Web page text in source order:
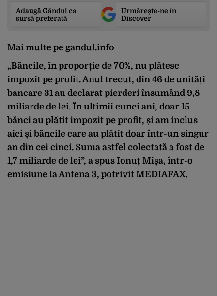
Adaugă Gândul ca
sursă preferată
Urmărește-ne în
Discover
Mai multe pe gandul.info
„Băncile, în proporție de 70%, nu plătesc
impozit pe profit. Anul trecut, din 46 de unități
bancare 31 au declarat pierderi însumând 9,8
miliarde de lei. În ultimii cunci ani, doar 15
bănci au plătit impozit pe profit, și am inclus
aici și băncile care au plătit doar într-un singur
an din cei cinci. Suma astfel colectată a fost de
1,7 miliarde de lei”, a spus Ionuț Mișa, într-o
emisiune la Antena 3, potrivit MEDIAFAX.